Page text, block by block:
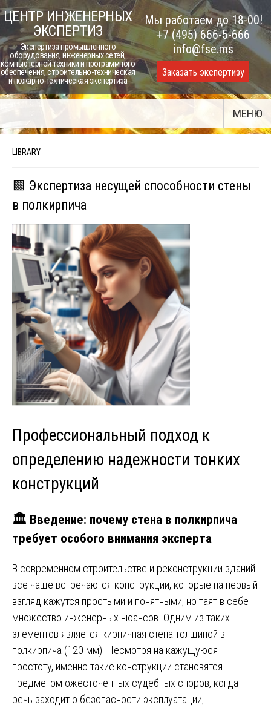
Skip
to
content
ЦЕНТР ИНЖЕНЕРНЫХ
ЭКСПЕРТИЗ
Экспертиза промышленного
оборудования, инженерных сетей,
компьютерной техники и программного
обеспечения, строительно-техническая
и пожарно-техническая экспертиза
Мы работаем до 18-00!
+7 (495) 666-5-666
info@fse.ms
Заказать экспертизу
МЕНЮ
LIBRARY
🟩 Экспертиза несущей способности стены
в полкирпича
Профессиональный подход к
определению надежности тонких
конструкций
🏛️ Введение: почему стена в полкирпича
требует особого внимания эксперта
В современном строительстве и реконструкции зданий
все чаще встречаются конструкции, которые на первый
взгляд кажутся простыми и понятными, но таят в себе
множество инженерных нюансов. Одним из таких
элементов является кирпичная стена толщиной в
полкирпича (120 мм). Несмотря на кажущуюся
простоту, именно такие конструкции становятся
предметом ожесточенных судебных споров, когда
речь заходит о безопасности эксплуатации,